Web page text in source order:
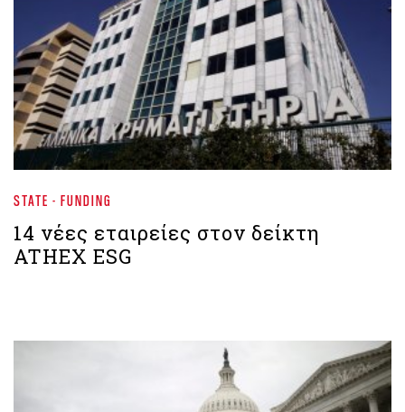
STATE - FUNDING
14 νέες εταιρείες στον δείκτη
ATHEX ESG